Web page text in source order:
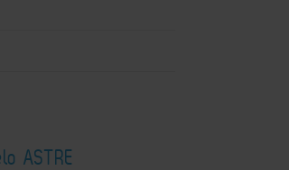
ASTRE